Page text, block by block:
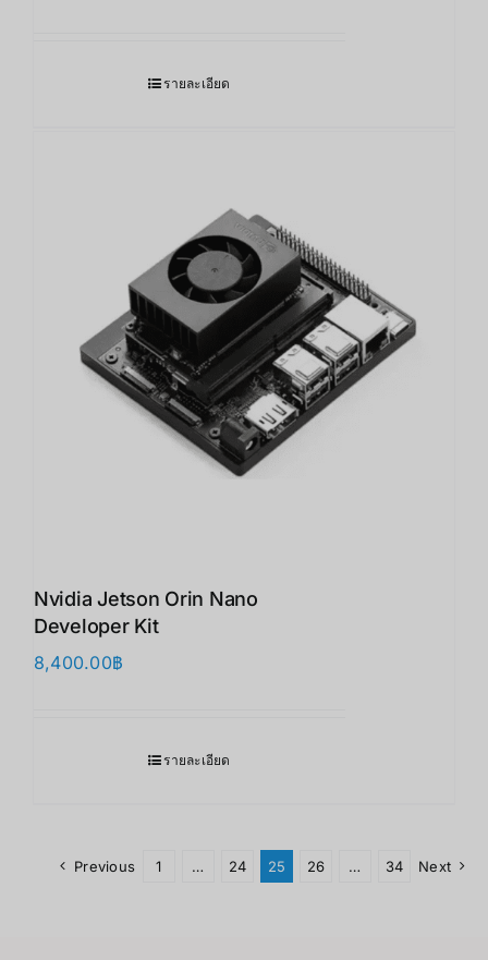
รายละเอียด
Nvidia Jetson Orin Nano
Developer Kit
8,400.00฿
รายละเอียด
Previous 1 … 24 25 26 … 34 Next